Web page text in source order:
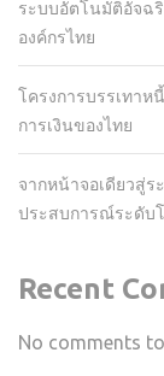
ระบบอัตโนมัติอัจฉ
องค์กรไทย
โครงการบรรเทาห
การเงินของไทย
จากหน้าจอเดียวสู่ร
ประสบการณ์ระดับ
Recent
No comments